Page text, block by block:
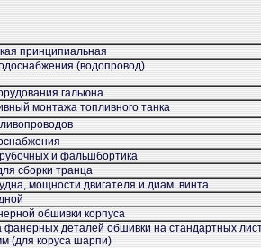
принципиальная
(водопровод)
гальюна
монтажа топливного танка
и фальшбортика
сборки транца
мощности двигателя и диам. винта
обшивки корпуса
фанерных деталей обшивки на стандартных
(для коруса шарпи)